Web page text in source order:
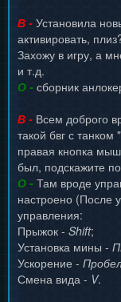
В - Установила
активировать,
Захожу в игру, а
и т.д.
О - сборник
В - Всем доброго
такой бвг с
правая кнопка
был, подскажите
О - Там вроде
настроено (После
управления:
Прыжок - Shift;
Установка мины -
Ускорение -
Смена вида - V.